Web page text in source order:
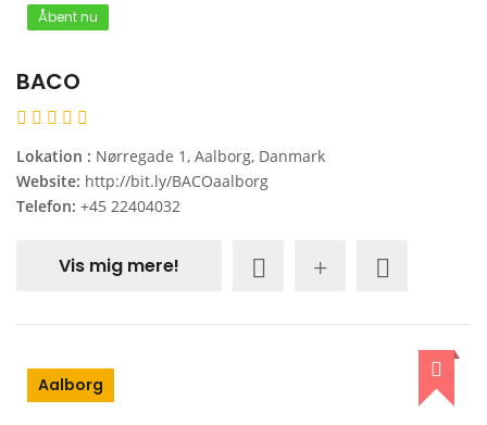
Åbent nu
BACO
Lokation : Nørregade 1, Aalborg, Danmark
Website: http://bit.ly/BACOaalborg
Telefon: +45 22404032
Vis mig mere!
Aalborg